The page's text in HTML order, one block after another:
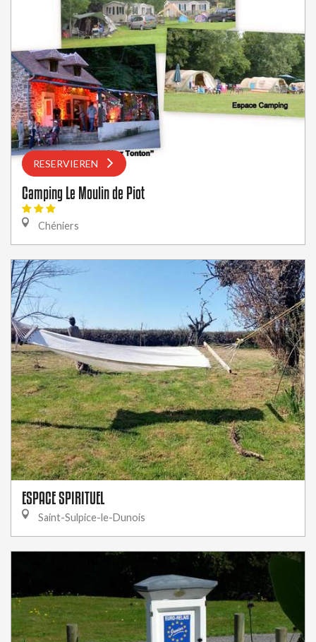
RESERVIEREN
Camping Le Moulin de Piot
Chéniers
ESPACE SPIRITUEL
Saint-Sulpice-le-Dunois